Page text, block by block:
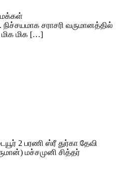
மக்கள்
சராசரி வருமானத்தில்
மிக […]
2 பரணி ஸ்ரீ துர்கா தேவி
மச்சமுனி சித்தர்